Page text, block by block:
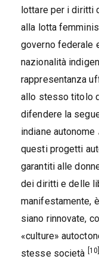
lottare per i diritti
alla lotta
governo federale
nazionalità
rappresentanza
allo stesso titolo
difendere la
indiane autonome
questi progetti
garantiti alle
dei diritti e delle
manifestamente,
siano rinnovate,
«culture»
stesse società
[10]